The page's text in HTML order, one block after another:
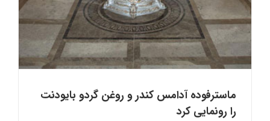
ماسترفوده آدامس کندر و روغن گردو بایودنت
را رونمایی کرد